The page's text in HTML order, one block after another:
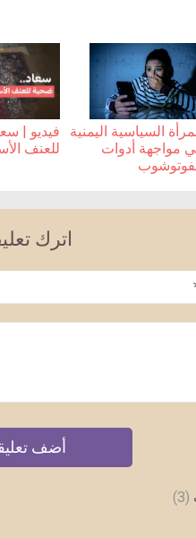
السياسية اليمنية
مواجهة أدوات
فيديو |
للعنف
اترك
(3)